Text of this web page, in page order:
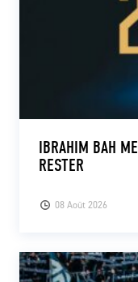
08 Août 2026
IBRAHIM BAH
RESTER